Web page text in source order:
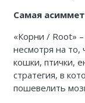
Самая
«Корни / Root»
несмотря на то,
кошки, птички,
стратегия, в
пошевелить